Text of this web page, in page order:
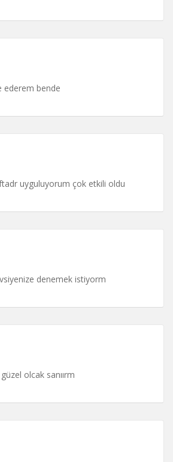
ederem bende
uyguluyorum çok etkili oldu
denemek istiyorm
olcak sanıırm